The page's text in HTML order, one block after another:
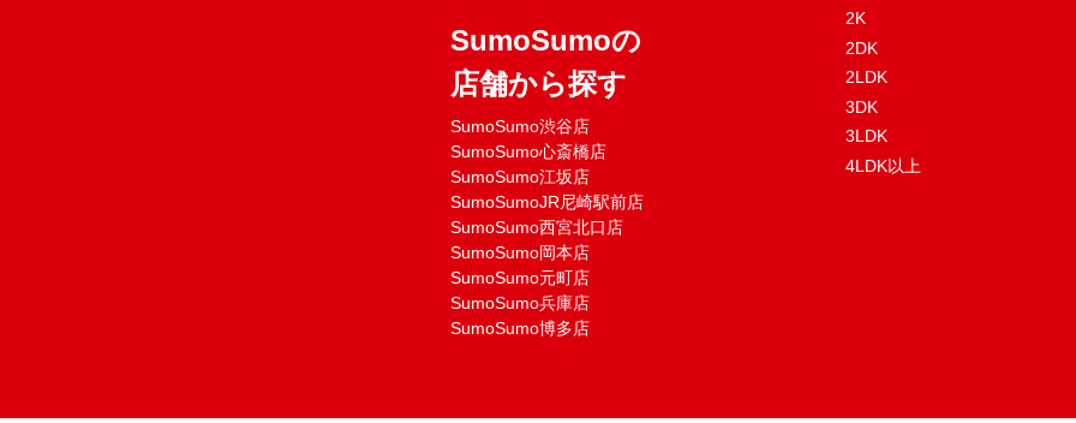
SumoSumoの
店舗から探す
SumoSumo渋谷店
SumoSumo心斎橋店
SumoSumo江坂店
SumoSumoJR尼崎駅前店
SumoSumo西宮北口店
SumoSumo岡本店
SumoSumo元町店
SumoSumo兵庫店
SumoSumo博多店
2K
2DK
2LDK
3DK
3LDK
4LDK以上